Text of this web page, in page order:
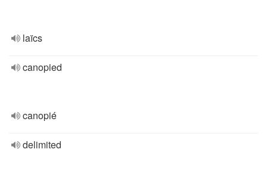
laïcs
canopied
canopié
delimited